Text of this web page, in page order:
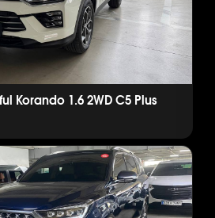
Korando 1.6 2WD C5 Plus